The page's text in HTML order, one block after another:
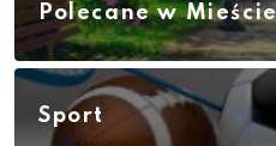
Polecane w Mieście
Sport